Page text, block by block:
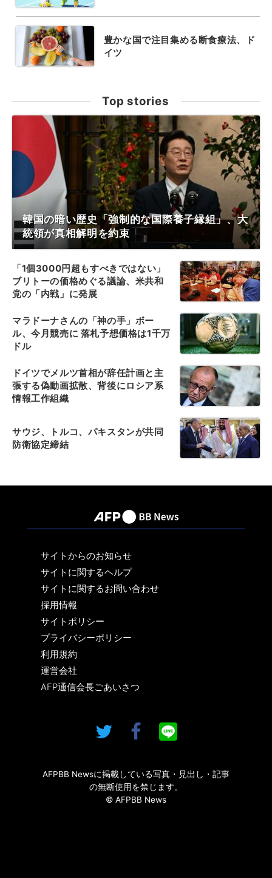
豊かな国で注目集める断食療法、ド
イツ
Top stories
韓国の暗い歴史「強制的な国際養子縁組」、大
統領が真相解明を約束
「1個3000円超もすべきではない」
ブリトーの価格めぐる議論、米共和
党の「内戦」に発展
マラドーナさんの「神の手」ボー
ル、今月競売に 落札予想価格は1千万
ドル
ドイツでメルツ首相が辞任計画と主
張する偽動画拡散、背後にロシア系
情報工作組織
サウジ、トルコ、パキスタンが共同
防衛協定締結
サイトからのお知らせ
サイトに関するヘルプ
サイトに関するお問い合わせ
採用情報
サイトポリシー
プライバシーポリシー
利用規約
運営会社
AFP通信会長ごあいさつ
AFPBB Newsに掲載している写真・見出し・記事
の無断使用を禁じます。
© AFPBB News